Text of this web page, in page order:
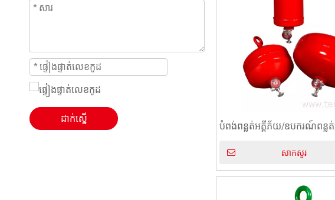
ដាក់ស្នើ
បំពង់ពន្លត់អគ្គីភ័យ/ឧបករណ៍ពន្ល
សាកសួរ